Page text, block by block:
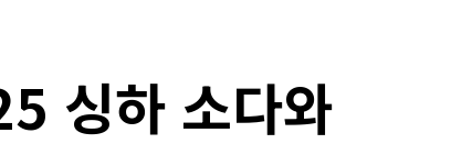
싱하 소다와